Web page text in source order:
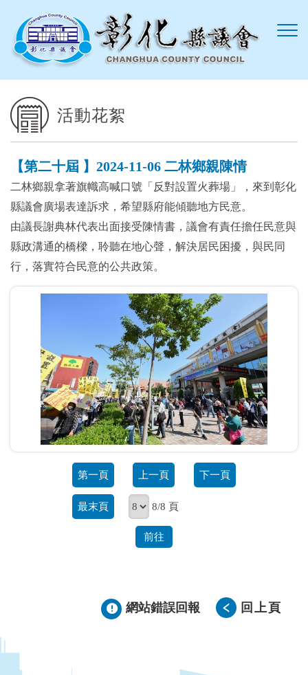
活動花絮
【第二十屆 】2024-11-06 二林鄉親陳情
二林鄉親拿著旗幟高喊口號「反對設置火葬場」，來到彰化
縣議會廣場表達訴求，希望縣府能傾聽地方民意。
由議長謝典林代表出面接受陳情書，議會有責任擔任民意與
縣政溝通的橋樑，聆聽在地心聲，解決居民困擾，與民同
行，落實符合民意的公共政策。
第一頁 上一頁 下一頁
最末頁 8/8 頁
前往
網站錯誤回報 回上頁